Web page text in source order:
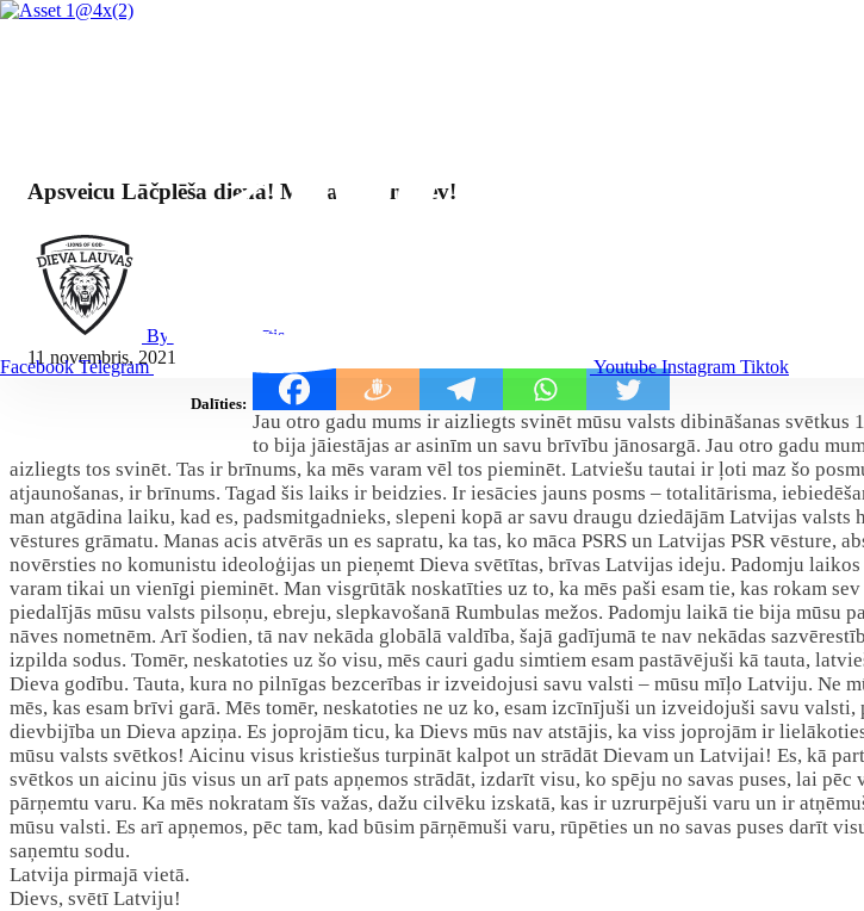
Facebook Telegram Youtube Instagram Tiktok
Apsveicu Lāčplēša dienā! Mana uzruna tev!
By Mārcis Jencītis
11 novembris, 2021
Dalīties:
Jau otro gadu mums ir aizliegts svinēt mūsu valsts dibināšanas
to bija jāiestājas ar asinīm un savu brīvību jānosargā. Jau otro gadu
aizliegts tos svinēt. Tas ir brīnums, ka mēs varam vēl tos pieminēt. Latviešu tautai ir ļoti maz šo
atjaunošanas, ir brīnums. Tagad šis laiks ir beidzies. Ir iesācies jauns posms – totalitārisma,
man atgādina laiku, kad es, padsmitgadnieks, slepeni kopā ar savu draugu dziedājām Latvijas
vēstures grāmatu. Manas acis atvērās un es sapratu, ka tas, ko māca PSRS un Latvijas PSR
novērsties no komunistu ideoloģijas un pieņemt Dieva svētītas, brīvas Latvijas ideju. Padomju
varam tikai un vienīgi pieminēt. Man visgrūtāk noskatīties uz to, ka mēs paši esam tie, kas rokam
piedalījās mūsu valsts pilsoņu, ebreju, slepkavošanā Rumbulas mežos. Padomju laikā tie bija
nāves nometnēm. Arī šodien, tā nav nekāda globālā valdība, šajā gadījumā te nav nekādas
izpilda sodus. Tomēr, neskatoties uz šo visu, mēs cauri gadu simtiem esam pastāvējuši kā tauta,
Dieva godību. Tauta, kura no pilnīgas bezcerības ir izveidojusi savu valsti – mūsu mīļo Latviju. Ne
mēs, kas esam brīvi garā. Mēs tomēr, neskatoties ne uz ko, esam izcīnījuši un izveidojuši savu
dievbijība un Dieva apziņa. Es joprojām ticu, ka Dievs mūs nav atstājis, ka viss joprojām ir
mūsu valsts svētkos! Aicinu visus kristiešus turpināt kalpot un strādāt Dievam un Latvijai! Es, kā
svētkos un aicinu jūs visus un arī pats apņemos strādāt, izdarīt visu, ko spēju no savas puses, lai
pārņemtu varu. Ka mēs nokratam šīs važas, dažu cilvēku izskatā, kas ir uzrurpējuši varu un ir
mūsu valsti. Es arī apņemos, pēc tam, kad būsim pārņēmuši varu, rūpēties un no savas puses darīt
saņemtu sodu.
Latvija pirmajā vietā.
Dievs, svētī Latviju!